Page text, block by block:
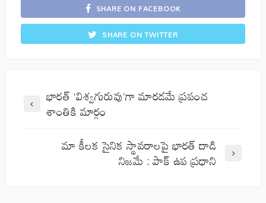
SHARE ON FACEBOOK
SHARE ON TWITTER
భారత్ ‘విశ్వగురువు’గా మారడమే ప్రపంచ
శాంతికి మార్గం
మా కీలక సైనిక స్థావరాలపై భారత్‌ దాడి
నిజమే : పాక్‌ ఉప ప్రధాని